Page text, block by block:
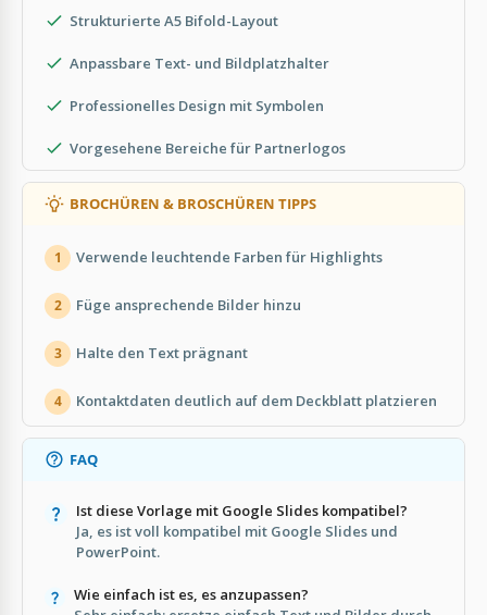
Strukturierte A5 Bifold-Layout
Anpassbare Text- und Bildplatzhalter
Professionelles Design mit Symbolen
Vorgesehene Bereiche für Partnerlogos
BROCHÜREN & BROSCHÜREN TIPPS
1 Verwende leuchtende Farben für Highlights
2 Füge ansprechende Bilder hinzu
3 Halte den Text prägnant
4 Kontaktdaten deutlich auf dem Deckblatt platzieren
FAQ
Ist diese Vorlage mit Google Slides kompatibel?
Ja, es ist voll kompatibel mit Google Slides und
PowerPoint.
Wie einfach ist es, es anzupassen?